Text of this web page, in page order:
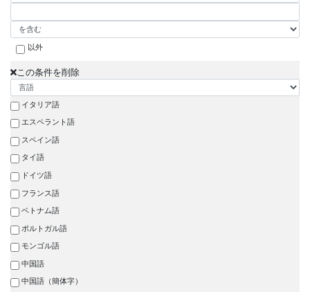
以外
この条件を削除
イタリア語
エスペラント語
スペイン語
タイ語
ドイツ語
フランス語
ベトナム語
ポルトガル語
モンゴル語
中国語
中国語（簡体字）